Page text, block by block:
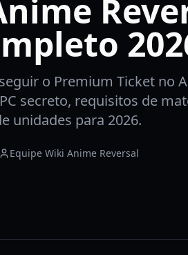
o Premium Ticket no
secreto, requisitos de
unidades para 2026.
Equipe Wiki Anime Reversal